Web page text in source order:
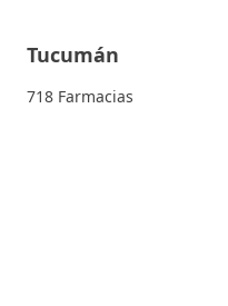
Tucumán
718 Farmacias